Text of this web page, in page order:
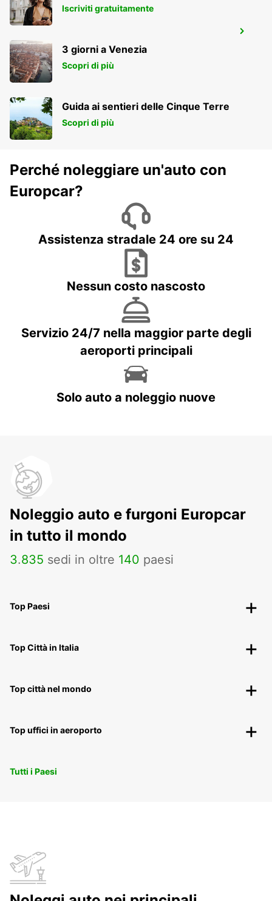
ROVIGO - ITALY
Iscriviti gratuitamente
3 giorni a Venezia
Scopri di più
Guida ai sentieri delle Cinque Terre
Scopri di più
Perché noleggiare un'auto con
Europcar?
Assistenza stradale 24 ore su 24
Nessun costo nascosto
Servizio 24/7 nella maggior parte degli
aeroporti principali
Solo auto a noleggio nuove
Noleggio auto e furgoni Europcar
in tutto il mondo
3.835 sedi in oltre 140 paesi
Top Paesi
Top Città in Italia
Top città nel mondo
Top uffici in aeroporto
Tutti i Paesi